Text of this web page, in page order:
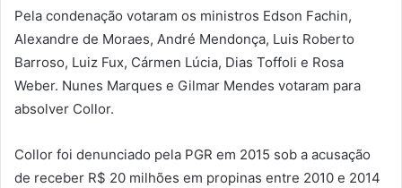
Pela condenação votaram os ministros Edson Fachin,
Alexandre de Moraes, André Mendonça, Luis Roberto
Barroso, Luiz Fux, Cármen Lúcia, Dias Toffoli e Rosa
Weber. Nunes Marques e Gilmar Mendes votaram para
absolver Collor.
Collor foi denunciado pela PGR em 2015 sob a acusação
de receber R$ 20 milhões em propinas entre 2010 e 2014